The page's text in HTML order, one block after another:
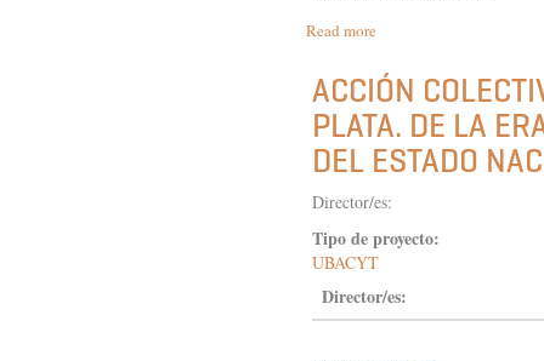
Read more
ECONOMÍA
ARGENTINA
EN
EL
LARGO
MERCADOS
INSTITUCIONES
EL
RÍO
ACCIÓN
PLATA. DE LA
DEL ESTADO
Director/es:
Tipo de proyecto:
UBACYT
Director/es: